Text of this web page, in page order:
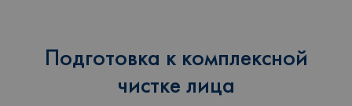
Подготовка к комплексной
чистке лица